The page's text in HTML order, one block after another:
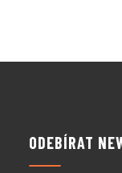
ODEBÍRAT